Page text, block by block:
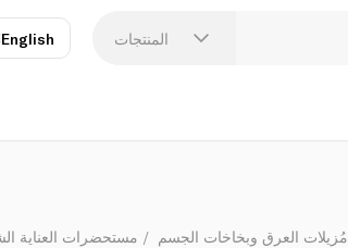
المنتجات English
Petal Blossom 50ml
مستحضرات العناية مُزيلات العرق وبخاخات الجسم